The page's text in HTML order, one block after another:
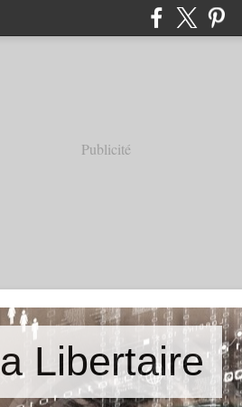
Publicité
Libertaire